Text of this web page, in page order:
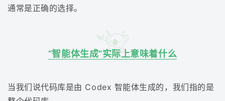
通常是正确的选择。
“智能体生成”实际上意味着什么
当我们说代码库是由 Codex 智能体生成的，我们指的是